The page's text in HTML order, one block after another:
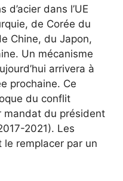
dans l’UE
de Corée du
Chine, du Japon,
Un mécanisme
arrivera à
prochaine. Ce
du conflit
mandat du président
2021). Les
le remplacer par un